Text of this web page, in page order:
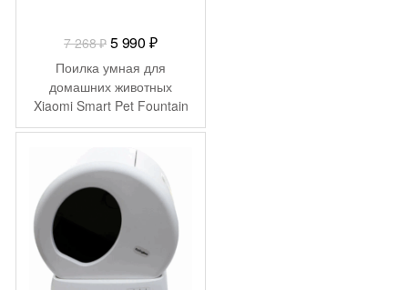
7 268₽ Первоначальная
цена
составляла
7
268 ₽.
5 990 ₽Текущая
цена:
5
990 ₽.
Поилка умная для
домашних животных
Xiaomi Smart Pet Fountain
XWWF01MG-EU